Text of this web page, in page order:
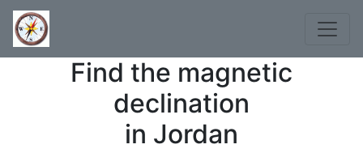
Find the magnetic
declination
in Jordan